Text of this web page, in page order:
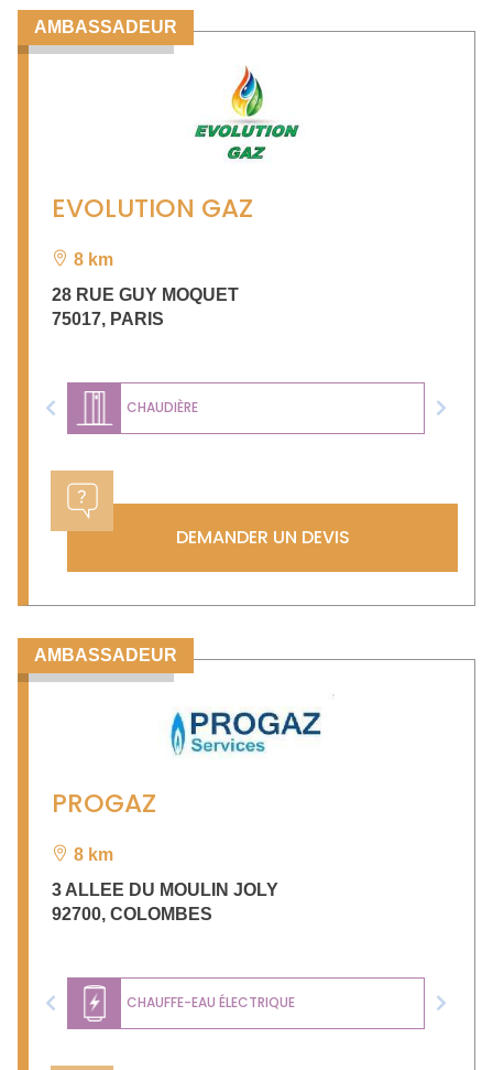
AMBASSADEUR
EVOLUTION GAZ
8 km
28 RUE GUY MOQUET
75017, PARIS
CHAUDIÈRE
Previous Next
DEMANDER UN DEVIS
AMBASSADEUR
PROGAZ
8 km
3 ALLEE DU MOULIN JOLY
92700, COLOMBES
CHAUFFE-EAU ÉLECTRIQUE
Previous Next